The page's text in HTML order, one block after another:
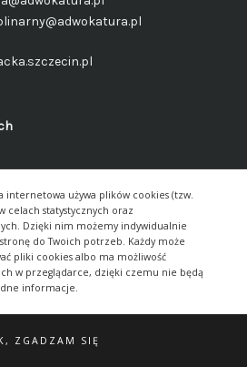
internetowa używa plików cookies (tzw.
celach statystycznych oraz
Dzięki nim możemy indywidualnie
do Twoich potrzeb. Każdy może
pliki cookies albo ma możliwość
w przeglądarce, dzięki czemu nie będą
informacje.
ZGADZAM SIĘ
– ogólny
3288 6591
3288 6617